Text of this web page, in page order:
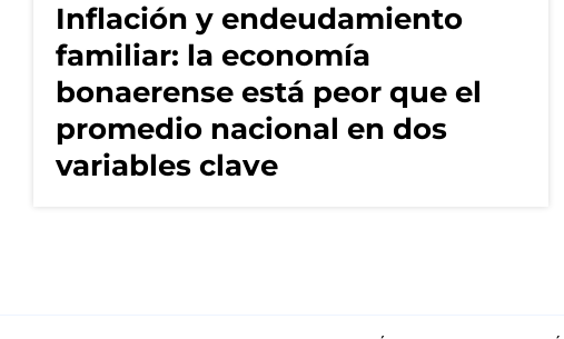
Inflación y endeudamiento
familiar: la economía
bonaerense está peor que el
promedio nacional en dos
variables clave